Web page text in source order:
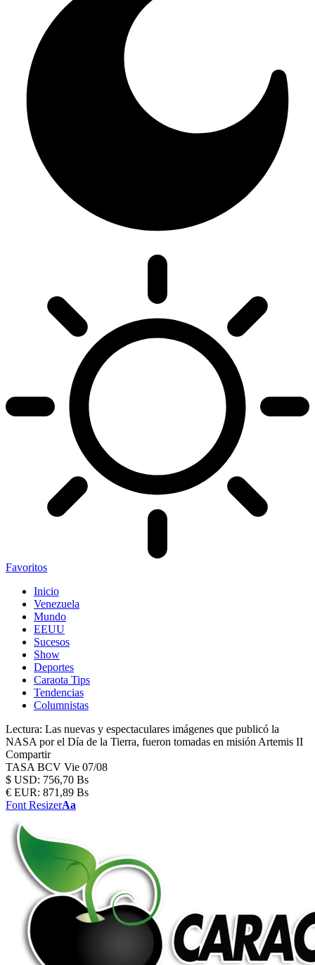
Favoritos
Inicio
Venezuela
Mundo
EEUU
Sucesos
Show
Deportes
Caraota Tips
Tendencias
Columnistas
Lectura: Las nuevas y espectaculares imágenes que publicó la
NASA por el Día de la Tierra, fueron tomadas en misión Artemis II
Compartir
TASA BCV Vie 07/08
$ USD: 756,70 Bs
€ EUR: 871,89 Bs
Font ResizerAa